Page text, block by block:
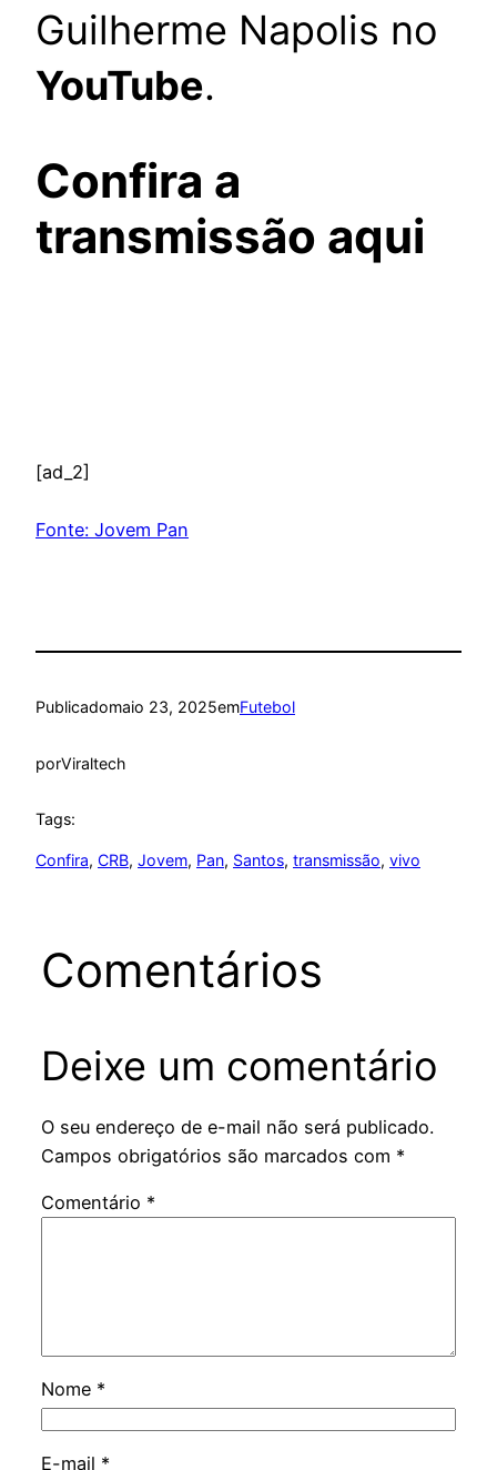
Guilherme Napolis no
YouTube.
Confira a
transmissão aqui
[ad_2]
Fonte: Jovem Pan
Publicadomaio 23, 2025emFutebol
porViraltech
Tags:
Confira, CRB, Jovem, Pan, Santos, transmissão, vivo
Comentários
Deixe um comentário
O seu endereço de e-mail não será publicado.
Campos obrigatórios são marcados com *
Comentário *
Nome *
E-mail *